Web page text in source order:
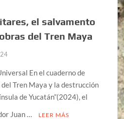
el salvamento
del Tren Maya
En el cuaderno de
Tren Maya y la destrucción
de Yucatán”(2024), el
Juan …
LEER MÁS